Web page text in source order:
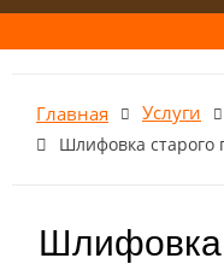
Главная Услуги
Шлифовка старого
Шлифовка